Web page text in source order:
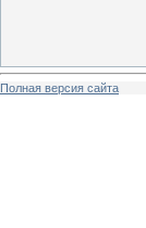
Полная версия сайта